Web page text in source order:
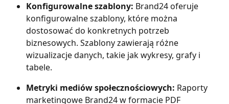
Konfigurowalne szablony: Brand24 oferuje
konfigurowalne szablony, które można
dostosować do konkretnych potrzeb
biznesowych. Szablony zawierają różne
wizualizacje danych, takie jak wykresy, grafy i
tabele.
Metryki mediów społecznościowych: Raporty
marketingowe Brand24 w formacie PDF